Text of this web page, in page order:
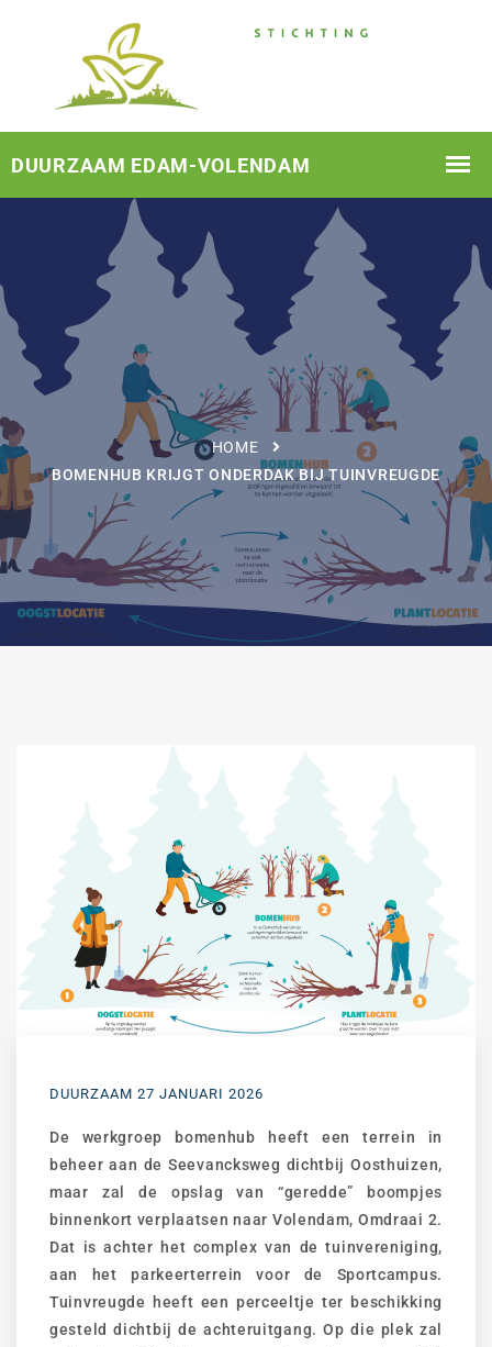
HOME
BOMENHUB KRIJGT ONDERDAK BIJ TUINVREUGDE
DUURZAAM 27 JANUARI 2026
De werkgroep bomenhub heeft een terrein in
beheer aan de Seevancksweg dichtbij Oosthuizen,
maar zal de opslag van “geredde” boompjes
binnenkort verplaatsen naar Volendam, Omdraai 2.
Dat is achter het complex van de tuinvereniging,
aan het parkeerterrein voor de Sportcampus.
Tuinvreugde heeft een perceeltje ter beschikking
gesteld dichtbij de achteruitgang. Op die plek zal